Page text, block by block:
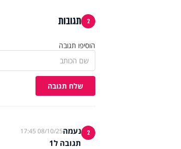
2 תגובות
הוסיפו תגובה
שלח תגובה
2 נעמה08/10/25 17:45
תגובה ל1